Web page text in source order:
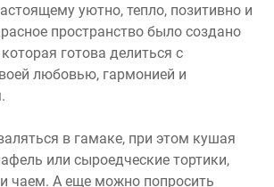
уютно, тепло, позитивно и
пространство было создано
готова делиться с
любовью, гармонией и
в гамаке, при этом кушая
или сыроедческие тортики,
чаем. А еще можно попросить